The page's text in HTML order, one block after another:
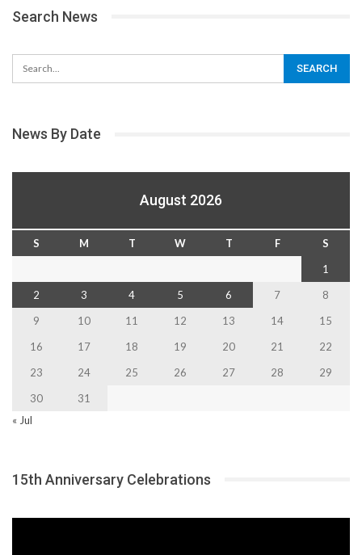
Search News
News By Date
August 2026
S M T W T F
S
1
2
3 4 5 6 7
8
9
10 11 12 13 14
15
16
17 18 19 20 21
22
23
24 25 26 27 28
29
30
31
« Jul
15th Anniversary Celebrations